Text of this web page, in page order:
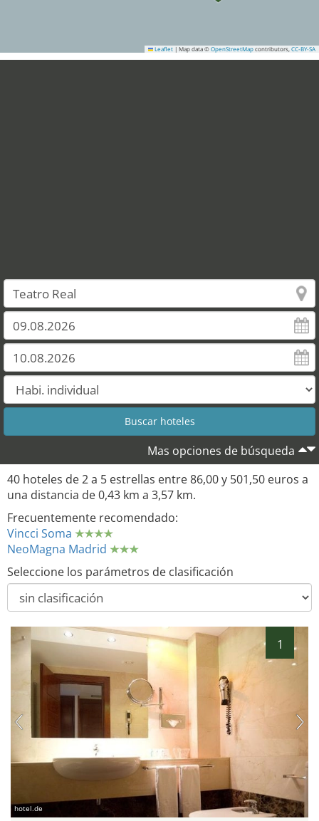
Leaflet | Map data © OpenStreetMap contributors, CC-BY-SA
Mas opciones de búsqueda
40 hoteles de 2 a 5 estrellas entre 86,00 y 501,50 euros a
una distancia de 0,43 km a 3,57 km.
Frecuentemente recomendado:
Vincci Soma
NeoMagna Madrid
Seleccione los parámetros de clasificación
1
hotel.de